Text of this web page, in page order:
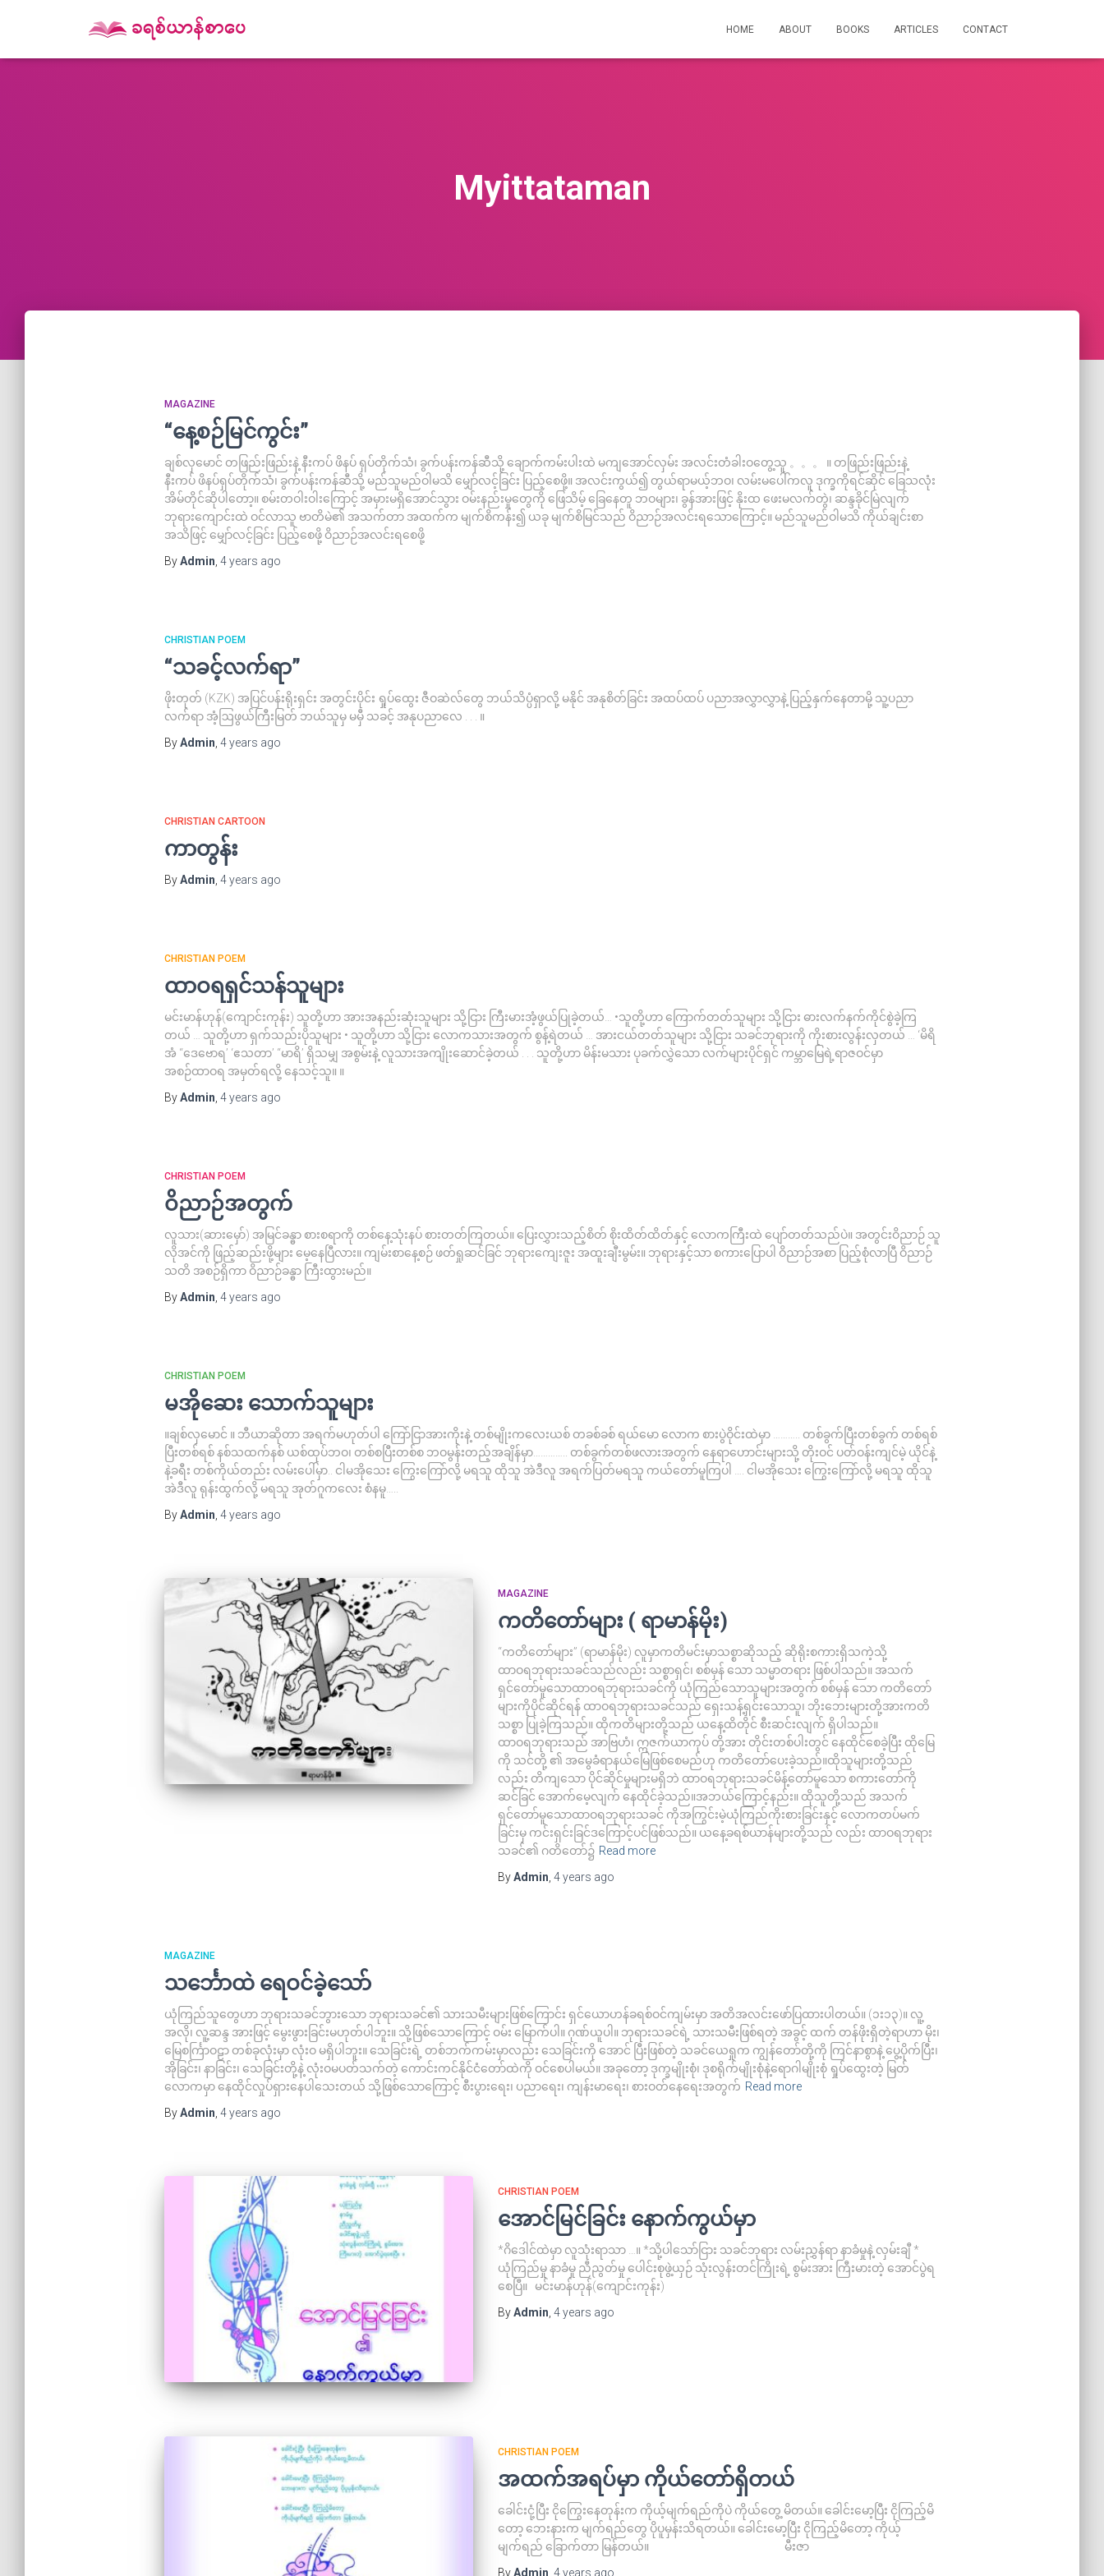
HOME ABOUT BOOKS ARTICLES CONTACT
Myittataman
MAGAZINE
“နေ့စဉ်မြင်ကွင်း”
ချစ်လှမောင် တဖြည်းဖြည်းနဲ့ နီးကပ် ဖိနပ် ရှပ်တိုက်သံ၊ ခွက်ပန်းကန်ဆီသို့ ချောက်ကမ်းပါးထဲ မကျအောင်လှမ်း အလင်းတံခါးဝတွေ့သူ 。。。 ။ တဖြည်းဖြည်းနဲ့
နီးကပ် ဖိနပ်ရှပ်တိုက်သံ၊ ခွက်ပန်းကန်ဆီသို့ မည်သူမည်ဝါမသိ မျှော်လင့်ခြင်း ပြည့်စေဖို့။ အလင်းကွယ်၍ တွယ်ရာမယ့်ဘဝ၊ လမ်းမပေါ်ကလူ ဒုက္ခကိုရင်ဆိုင် ခြေသလုံး
အိမ်တိုင်ဆိုပါတော့။ စမ်းတဝါးဝါးကြောင့် အမှားမရှိအောင်သွား ဝမ်းနည်းမှုတွေကို ဖြေသိမ့် ခြေနေတူ ဘဝများ၊ ခွန်အားဖြင့် နိုးထ ဖေးမလက်တွဲ၊ ဆန္ဒခိုင်မြဲလျက်
ဘုရားကျောင်းထဲ ဝင်လာသူ ဗာတိမဲ၏ အသက်တာ အထက်က မျက်စိကန်း၍ ယခု မျက်စိမြင်သည် ဝိညာဉ်အလင်းရသောကြောင့်။ မည်သူမည်ဝါမသိ ကိုယ်ချင်းစာ
အသိဖြင့် မျှော်လင့်ခြင်း ပြည့်စေဖို့ ဝိညာဉ်အလင်းရစေဖို့
ByAdmin 4 years ago
CHRISTIAN POEM
“သခင့်လက်ရာ”
ဖိုးတုတ် (KZK) အပြင်ပန်းရိုးရှင်း အတွင်းပိုင်း ရှုပ်ထွေး ဇီဝဆဲလ်တွေ ဘယ်သိပ္ပံရှာလို့ မနိုင် အနုစိတ်ခြင်း အထပ်ထပ် ပညာအလွှာလွှာနဲ့ ပြည့်နှက်နေတာမို့ သူ့ပညာ
လက်ရာ အံ့ဩဖွယ်ကြီးမြတ် ဘယ်သူမှ မမှီ သခင့် အနုပညာလေ . . . ။
ByAdmin 4 years ago
CHRISTIAN CARTOON
ကာတွန်း
ByAdmin 4 years ago
CHRISTIAN POEM
ထာဝရရှင်သန်သူများ
မင်းမာန်ဟုန်(ကျောင်းကုန်း) သူတို့ဟာ အားအနည်းဆုံးသူများ သို့ငြား ကြီးမားအံ့ဖွယ်ပြုခဲ့တယ်… •သူတို့ဟာ ကြောက်တတ်သူများ သို့ငြား ဓားလက်နက်ကိုင်စွဲခဲ့ကြ
တယ် … သူတို့ဟာ ရှက်သည်းပိုသူများ • သူတို့ဟာ သို့ငြား လောကသားအတွက် စွန့်ရဲတယ် … အားငယ်တတ်သူများ သို့ငြား သခင်ဘုရားကို ကိုးစားလွန်းလှတယ် … ‘မိရိ
အံ ‘‘ဒေဗောရ’ ‘ဧသတာ’ “မာရိ’ ရှိသမျှ အစွမ်းနဲ့ လူသားအကျိုးဆောင်ခဲ့တယ် . . . သူတို့ဟာ မိန်းမသား ပုခက်လွှဲသော လက်များပိုင်ရှင် ကမ္ဘာမြေရဲ့ရာဇဝင်မှာ
အစဉ်ထာဝရ အမှတ်ရလို့ နေသင့်သူ။ ။
ByAdmin 4 years ago
CHRISTIAN POEM
ဝိညာဉ်အတွက်
လူသား(ဆားမှော်) အမြင်ခန္ဓာ စားစရာကို တစ်နေ့သုံးနပ် စားတတ်ကြတယ်။ ပြေးလွှားသည့်စိတ် စိုးထိတ်ထိတ်နှင့် လောကကြီးထဲ ပျော်တတ်သည်ပဲ။ အတွင်းဝိညာဉ် သူ
လိုအင်ကို ဖြည့်ဆည်းဖို့များ မေ့နေပြီလား။ ကျမ်းစာနေ့စဉ် ဖတ်ရှုဆင်ခြင် ဘုရားကျေးဇူး အထူးချီးမွမ်း။ ဘုရားနှင့်သာ စကားပြောပါ ဝိညာဉ်အစာ ပြည့်စုံလာပြီ ဝိညာဉ်
သတိ အစဉ်ရှိကာ ဝိညာဉ်ခန္ဓာ ကြီးထွားမည်။
ByAdmin 4 years ago
CHRISTIAN POEM
မအိုဆေး သောက်သူများ
။ချစ်လှမောင် ။ ဘီယာဆိုတာ အရက်မဟုတ်ပါ ကြော်ငြာအားကိုးနဲ့ တစ်မျိုးကလေးယစ် တခစ်ခစ် ရယ်မော လောက စားပွဲဝိုင်းထဲမှာ ……….. တစ်ခွက်ပြီးတစ်ခွက် တစ်ရစ်
ပြီးတစ်ရစ် နစ်သထက်နစ် ယစ်ထုပ်ဘဝ၊ တစ်စပြီးတစ်စ ဘဝမွန်းတည့်အချိန်မှာ………….. တစ်ခွက်တစ်ဖလားအတွက် နေရာဟောင်းများသို့ တိုးဝင် ပတ်ဝန်းကျင်မဲ့ ယိုင်နဲ့
နဲ့ခရီး တစ်ကိုယ်တည်း လမ်းပေါ်မှာ.. ငါမအိုသေး ကြွေးကြော်လို့ မရသူ ထိုသူ အဲဒီလူ အရက်ပြတ်မရသူ ကယ်တော်မူကြပါ …. ငါမအိုသေး ကြွေးကြော်လို့ မရသူ ထိုသူ
အဲဒီလူ ရုန်းထွက်လို့ မရသူ အုတ်ဂူကလေး စံနမူ…..
ByAdmin 4 years ago
MAGAZINE
ကတိတော်များ ( ရာမာန်မိုး)
“ကတိတော်များ” (ရာမာန်မိုး) လူမှာကတိမင်းမှာသစ္စာဆိုသည့် ဆိုရိုးစကားရှိသကဲ့သို့
ထာဝရဘုရားသခင်သည်လည်း သစ္စာရှင်၊ စစ်မှန် သော သမ္မာတရား ဖြစ်ပါသည်။ အသက်
ရှင်တော်မူသောထာဝရဘုရားသခင်ကို ယုံကြည်သောသူများအတွက် စစ်မှန် သော ကတိတော်
များကိုပိုင်ဆိုင်ရန် ထာဝရဘုရားသခင်သည် ရှေးသန့်ရှင်းသောသူ၊ ဘိုးဘေးများတို့အားကတိ
သစ္စာ ပြုခဲ့ကြသည်။ ထိုကတိများတို့သည် ယနေ့ထိတိုင် စီးဆင်းလျက် ရှိပါသည်။
ထာဝရဘုရားသည် အာဗြဟံ၊ ဣဇက်ယာကုပ် တို့အား တိုင်းတစ်ပါးတွင် နေထိုင်စေခဲ့ပြီး ထိုမြေ
ကို သင်တို့ ၏ အမွေခံရာနယ်မြေဖြစ်စေမည်ဟု ကတိတော်ပေးခဲ့သည်။ထိုသူများတို့သည်
လည်း တိကျသော ပိုင်ဆိုင်မှုများမရှိဘဲ ထာဝရဘုရားသခင်မိန့်တော်မူသော စကားတော်ကို
ဆင်ခြင် အောက်မေ့လျက် နေထိုင်ခဲ့သည်။အဘယ်ကြောင့်နည်း။ ထိုသူတို့သည် အသက်
ရှင်တော်မူသောထာဝရဘုရားသခင် ကိုအကြွင်းမဲ့ယုံကြည်ကိုးစားခြင်းနှင့် လောကတပ်မက်
ခြင်းမှ ကင်းရှင်းခြင်ဒကြောင့်ပင်ဖြစ်သည်။ ယနေ့ခရစ်ယာန်များတို့သည် လည်း ထာဝရဘုရား
သခင်၏ ဂတိတော်၌ Read more
ByAdmin 4 years ago
MAGAZINE
သင်္ဘောထဲ ရေဝင်ခဲ့သော်
ယုံကြည်သူတွေဟာ ဘုရားသခင်ဘွားသော ဘုရားသခင်၏ သားသမီးများဖြစ်ကြောင်း ရှင်ယောဟန်ခရစ်ဝင်ကျမ်းမှာ အတိအလင်းဖော်ပြထားပါတယ်။ (၁း၁၃)။ လူ့
အလို၊ လူ့ဆန္ဒ အားဖြင့် မွေးဖွားခြင်းမဟုတ်ပါဘူး။ သို့ဖြစ်သောကြောင့် ဝမ်း မြောက်ပါ။ ဂုဏ်ယူပါ။ ဘုရားသခင်ရဲ့ သားသမီးဖြစ်ရတဲ့ အခွင့် ထက် တန်ဖိုးရှိတဲ့ရာဟာ မိုး၊
မြေစင်္ကြာဝဠာ တစ်ခုလုံးမှာ လုံးဝ မရှိပါဘူး။ သေခြင်းရဲ့ တစ်ဘက်ကမ်းမှာလည်း သေခြင်းကို အောင် ပြီးဖြစ်တဲ့ သခင်ယေရှုက ကျွန်တော်တို့ကို ကြင်နာစွာနဲ့ ပွေ့ပိုက်ပြီး၊
အိုခြင်း၊ နာခြင်း၊ သေခြင်းတို့နဲ့ လုံးဝမပတ်သက်တဲ့ ကောင်းကင်နိုင်ငံတော်ထဲကို ဝင်စေပါမယ်။ အခုတော့ ဒုက္ခမျိုးစုံ၊ ဒုစရိုက်မျိုးစုံနဲ့ရောဂါမျိုးစုံ ရှုပ်ထွေးတဲ့ မြတ်
လောကမှာ နေထိုင်လှုပ်ရှားနေပါသေးတယ် သို့ဖြစ်သောကြောင့် စီးပွားရေး၊ ပညာရေး၊ ကျန်းမာရေး၊ စားဝတ်နေရေးအတွက် Read more
ByAdmin 4 years ago
CHRISTIAN POEM
အောင်မြင်ခြင်း နောက်ကွယ်မှာ
*ဂိဒေါင်ထဲမှာ လူသုံးရာသာ …။ *သို့ပါသော်ငြား သခင်ဘုရား လမ်းညွှန်ရာ နာခံမှုနဲ့ လှမ်းချီ *
ယုံကြည်မှု နာခံမှု ညီညွတ်မှု ပေါင်းစုဖွဲ့ယှဉ် သုံးလွန်းတင်ကြိုးရဲ့ စွမ်းအား ကြီးမားတဲ့ အောင်ပွဲရ
စေပြီ။ မင်းမာန်ဟုန်(ကျောင်းကုန်း)
ByAdmin 4 years ago
CHRISTIAN POEM
အထက်အရပ်မှာ ကိုယ်တော်ရှိတယ်
ခေါင်းငုံ့ပြီး ငိုကြွေးနေတုန်းက ကိုယ့်မျက်ရည်ကိုပဲ ကိုယ်တွေ့ မိတယ်။ ခေါင်းမော့ပြီး ငိုကြည့်မိ
တော့ ဘေးနားက မျက်ရည်တွေ ပိုပူမှန်းသိရတယ်။ ခေါင်းမော့ပြီး ငိုကြည့်မိတော့ ကိုယ့်
မျက်ရည် ခြောက်တာ မြန်တယ်။ မီးဇာ
ByAdmin 4 years ago